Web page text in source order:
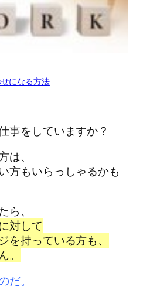
になる方法
事をしていますか？
は、
方もいらっしゃるかも
ら、
対して
を持っている方も、
だ。